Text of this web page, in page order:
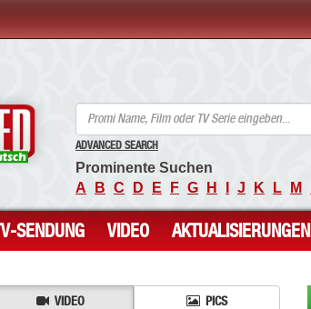
ADVANCED SEARCH
Prominente Suchen
A
B C D E F G H J K L M
SENDUNG VIDEO AKTUALISIERUNGEN
VIDEO PICS